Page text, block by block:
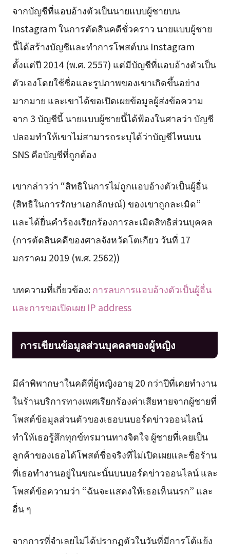
จากบัญชีที่แอบอ้างตัวเป็นนายแบบผู้ชายบน
Instagram ในการตัดสินคดีชั่วคราว นายแบบผู้ชาย
นี้ได้สร้างบัญชีและทำการโพสต์บน Instagram
ตั้งแต่ปี 2014 (พ.ศ. 2557) แต่มีบัญชีที่แอบอ้างตัวเป็น
ตัวเองโดยใช้ชื่อและรูปภาพของเขาเกิดขึ้นอย่าง
มากมาย และเขาได้ขอเปิดเผยข้อมูลผู้ส่งข้อความ
จาก 3 บัญชีนี้ นายแบบผู้ชายนี้ได้ฟ้องในศาลว่า บัญชี
ปลอมทำให้เขาไม่สามารถระบุได้ว่าบัญชีไหนบน
SNS คือบัญชีที่ถูกต้อง
เขากล่าวว่า “สิทธิในการไม่ถูกแอบอ้างตัวเป็นผู้อื่น
(สิทธิในการรักษาเอกลักษณ์) ของเขาถูกละเมิด”
และได้ยื่นคำร้องเรียกร้องการละเมิดสิทธิส่วนบุคคล
(การตัดสินคดีของศาลจังหวัดโตเกียว วันที่ 17
มกราคม 2019 (พ.ศ. 2562))
บทความที่เกี่ยวข้อง:การลบการแอบอ้างตัวเป็นผู้อื่น
และการขอเปิดเผย IP address
การเขียนข้อมูลส่วนบุคคลของผู้หญิง
มีคำพิพากษาในคดีที่ผู้หญิงอายุ 20 กว่าปีที่เคยทำงาน
ในร้านบริการทางเพศเรียกร้องค่าเสียหายจากผู้ชายที่
โพสต์ข้อมูลส่วนตัวของเธอบนบอร์ดข่าวออนไลน์
ทำให้เธอรู้สึกทุกข์ทรมานทางจิตใจ ผู้ชายที่เคยเป็น
ลูกค้าของเธอได้โพสต์ชื่อจริงที่ไม่เปิดเผยและชื่อร้าน
ที่เธอทำงานอยู่ในขณะนั้นบนบอร์ดข่าวออนไลน์ และ
โพสต์ข้อความว่า “ฉันจะแสดงให้เธอเห็นนรก” และ
อื่น ๆ
จากการที่จำเลยไม่ได้ปรากฏตัวในวันที่มีการโต้แย้ง